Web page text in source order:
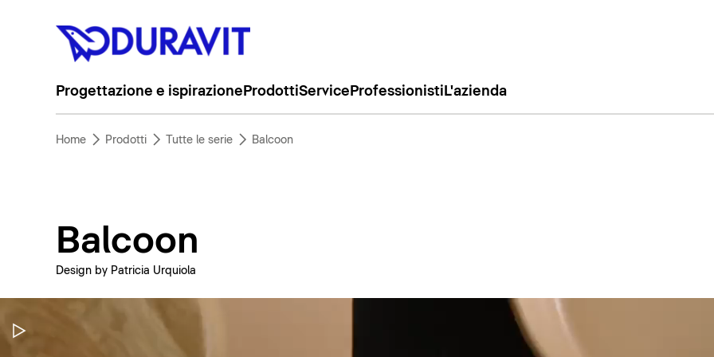
Progettazione e ispirazione ProdottiService Professionisti L'azienda
Home Prodotti Tutte le serie Balcoon
Balcoon
Design by Patricia Urquiola
Metti in pausa il video